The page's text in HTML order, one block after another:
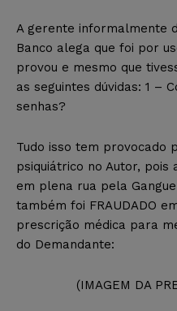
A gerente informalmente
Banco alega que foi por
provou e mesmo que
as seguintes dúvidas: 1 –
senhas?
Tudo isso tem provocado
psiquiátrico no Autor, pois
em plena rua pela
também foi FRAUDADO
prescrição médica para
do Demandante:
(IMAGEM DA